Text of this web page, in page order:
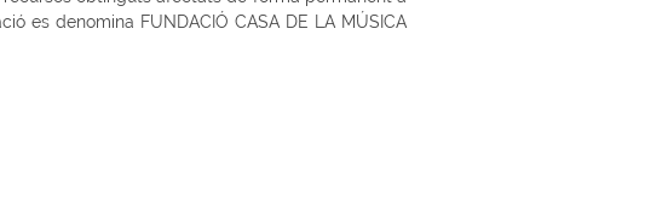
es denomina FUNDACIÓ CASA DE LA MÚSICA